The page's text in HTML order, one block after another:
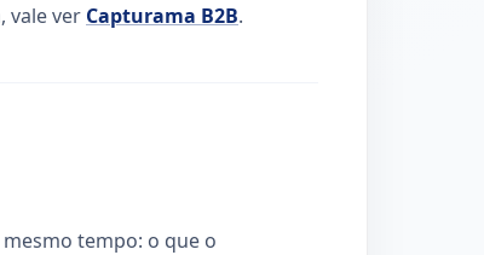
vale ver Capturama B2B.
tempo: o que o